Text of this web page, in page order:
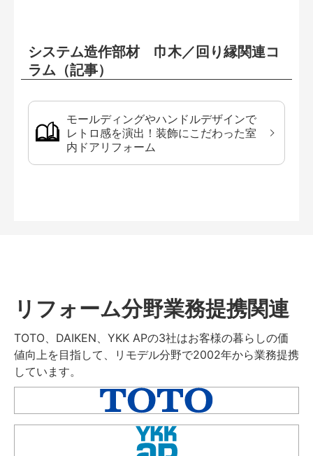
システム造作部材 巾木／回り縁関連コ
ラム（記事）
モールディングやハンドルデザインで
レトロ感を演出！装飾にこだわった室
内ドアリフォーム
リフォーム分野業務提携関連
TOTO、DAIKEN、YKK APの3社はお客様の暮らしの価
値向上を目指して、リモデル分野で2002年から業務提携
しています。